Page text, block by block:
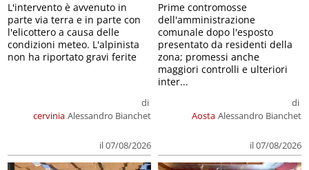
cervinia
di
Alessandro Bianchet
il 07/08/2026
L'intervento è avvenuto in
parte via terra e in parte con
l'elicottero a causa delle
condizioni meteo. L'alpinista
non ha riportato gravi ferite
Aosta
di
Alessandro Bianchet
il 07/08/2026
Prime contromosse
dell'amministrazione
comunale dopo l'esposto
presentato da residenti della
zona; promessi anche
maggiori controlli e ulteriori
inter...